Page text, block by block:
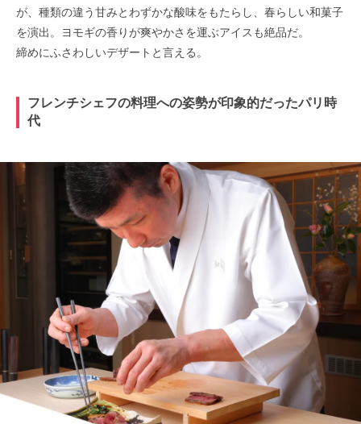
が、種類の違う甘みとわずかな酸味をもたらし、春らしい和菓子
を演出。ヨモギの香りが爽やかさを運ぶアイスも絶品だ。
締めにふさわしいデザートと言える。
フレンチシェフの料理への姿勢が印象的だったパリ時
代